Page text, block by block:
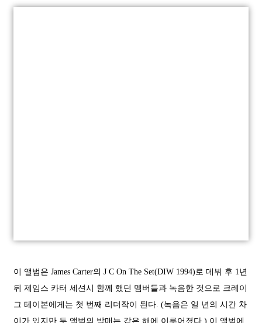
이 앨범은 James Carter의 J C On The Set(DIW 1994)로 데뷔 후 1년
뒤 제임스 카터 세션시 함께 했던 멤버들과 녹음한 것으로 크레이
그 테이본에게는 첫 번째 리더작이 된다. (녹음은 일 년의 시간 차
이가 있지만 두 앨범의 발매는 같은 해에 이루어졌다.) 이 앨범에